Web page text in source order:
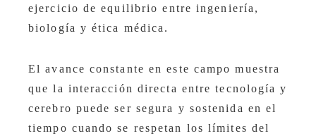
ejercicio de equilibrio entre ingeniería,
biología y ética médica.
El avance constante en este campo muestra
que la interacción directa entre tecnología y
cerebro puede ser segura y sostenida en el
tiempo cuando se respetan los límites del